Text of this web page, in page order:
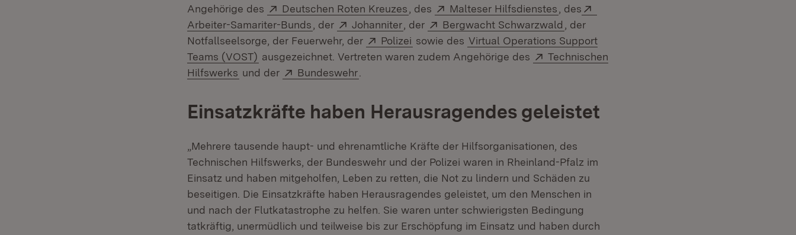
Angehörige des
Extern:
Deutschen Roten Kreuzes (Öffnet in neuem Fenster)
, des Extern:
Malteser Hilfsdienstes (Öffnet in neuem Fenster)
, des
Arbeiter-Samariter-Bunds (Öffnet in neuem Fenster)
, der Extern:
Johanniter (Öffnet in neuem Fenster)
, der Extern:
Bergwacht Schwarzwald (Öffnet in neuem Fenster)
, der
Notfallseelsorge, der Feuerwehr, der
Extern:
Polizei (Öffnet in neuem Fenster)
sowie des Virtual Operations Support
Teams (VOST) ausgezeichnet. Vertreten waren zudem Angehörige des Extern:
Technischen
Hilfswerks (Öffnet in neuem Fenster)
und der Extern:
Bundeswehr
Einsatzkräfte haben Herausragendes geleistet
„Mehrere tausende haupt- und ehrenamtliche Kräfte der Hilfsorganisationen, des
Technischen Hilfswerks, der Bundeswehr und der Polizei waren in Rheinland-Pfalz im
Einsatz und haben mitgeholfen, Leben zu retten, die Not zu lindern und Schäden zu
beseitigen. Die Einsatzkräfte haben Herausragendes geleistet, um den Menschen in
und nach der Flutkatastrophe zu helfen. Sie waren unter schwierigsten Bedingung
tatkräftig, unermüdlich und teilweise bis zur Erschöpfung im Einsatz und haben durch